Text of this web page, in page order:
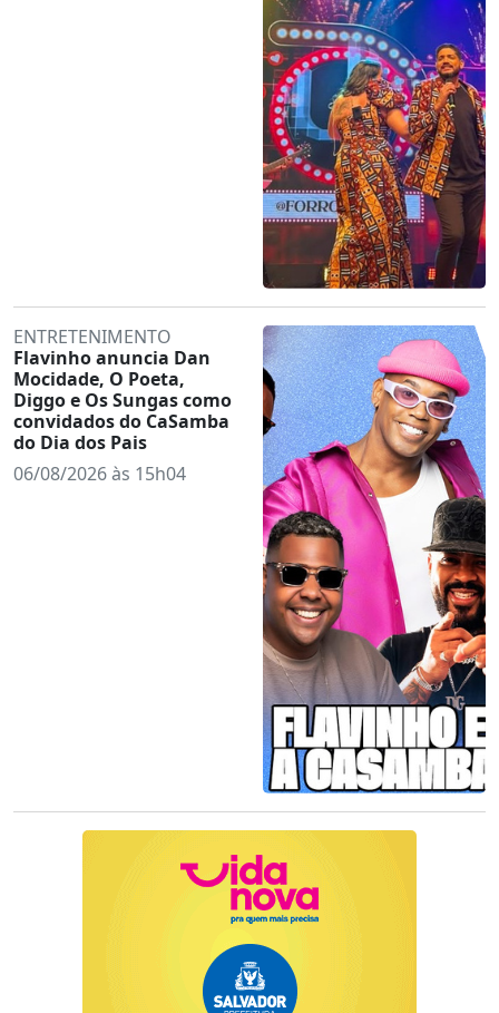
ENTRETENIMENTO
Flavinho anuncia Dan
Mocidade, O Poeta,
Diggo e Os Sungas como
convidados do CaSamba
do Dia dos Pais
06/08/2026 às 15h04